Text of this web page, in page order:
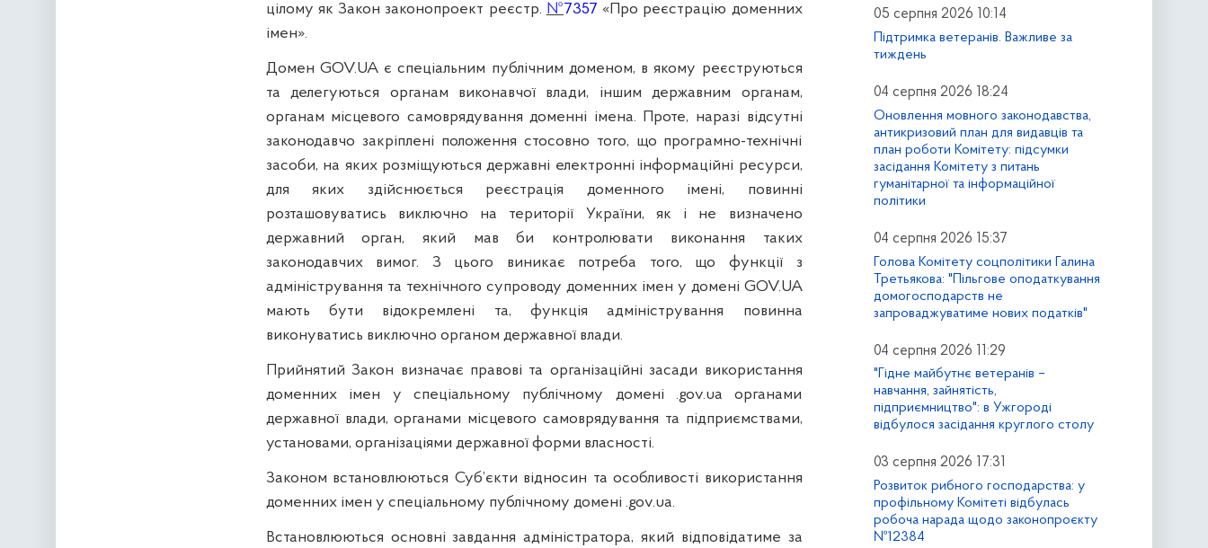
цілому як Закон законопроект реєстр. №7357 «Про реєстрацію доменних
імен».
Домен GOV.UA є спеціальним публічним доменом, в якому реєструються
та делегуються органам виконавчої влади, іншим державним органам,
органам місцевого самоврядування доменні імена. Проте, наразі відсутні
законодавчо закріплені положення стосовно того, що програмно-технічні
засоби, на яких розміщуються державні електронні інформаційні ресурси,
для яких здійснюється реєстрація доменного імені, повинні
розташовуватись виключно на території України, як і не визначено
державний орган, який мав би контролювати виконання таких
законодавчих вимог. З цього виникає потреба того, що функції з
адміністрування та технічного супроводу доменних імен у домені GOV.UA
мають бути відокремлені та, функція адміністрування повинна
виконуватись виключно органом державної влади.
Прийнятий Закон визначає правові та організаційні засади використання
доменних імен у спеціальному публічному домені .gov.ua органами
державної влади, органами місцевого самоврядування та підприємствами,
установами, організаціями державної форми власності.
Законом встановлюються Суб’єкти відносин та особливості використання
доменних імен у спеціальному публічному домені .gov.ua.
Встановлюються основні завдання адміністратора, який відповідатиме за
05 серпня 2026 10:14
Підтримка ветеранів. Важливе за
тиждень
04 серпня 2026 18:24
Оновлення мовного законодавства,
антикризовий план для видавців та
план роботи Комітету: підсумки
засідання Комітету з питань
гуманітарної та інформаційної
політики
04 серпня 2026 15:37
Голова Комітету соцполітики Галина
Третьякова: "Пільгове оподаткування
домогосподарств не
запроваджуватиме нових податків"
04 серпня 2026 11:29
"Гідне майбутнє ветеранів –
навчання, зайнятість,
підприємництво": в Ужгороді
відбулося засідання круглого столу
03 серпня 2026 17:31
Розвиток рибного господарства: у
профільному Комітеті відбулась
робоча нарада щодо законопроєкту
№12384